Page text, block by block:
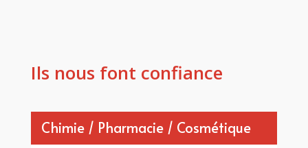
Ils nous font confiance
Chimie / Pharmacie / Cosmétique